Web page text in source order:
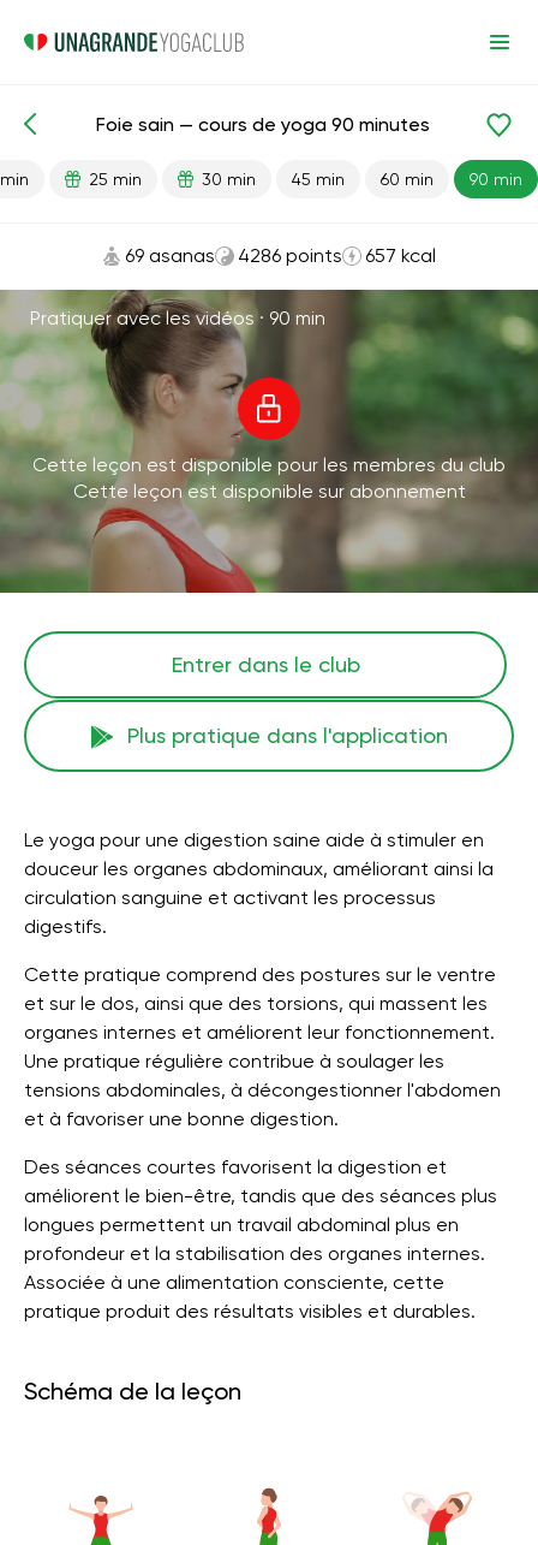
Leçons prêtes Foie Digestion
Foie sain — cours de yoga 90 minutes
25 min 30 min 45 min 60 min 90 min
69 asanas 4286 points 657 kcal
Pratiquer avec les vidéos · 90 min
Cette leçon est disponible pour les membres du club
Cette leçon est disponible sur abonnement
Entrer dans le club
Plus pratique dans l'application
Le yoga pour une digestion saine aide à stimuler en
douceur les organes abdominaux, améliorant ainsi la
circulation sanguine et activant les processus
digestifs.
Cette pratique comprend des postures sur le ventre
et sur le dos, ainsi que des torsions, qui massent les
organes internes et améliorent leur fonctionnement.
Une pratique régulière contribue à soulager les
tensions abdominales, à décongestionner l'abdomen
et à favoriser une bonne digestion.
Des séances courtes favorisent la digestion et
améliorent le bien-être, tandis que des séances plus
longues permettent un travail abdominal plus en
profondeur et la stabilisation des organes internes.
Associée à une alimentation consciente, cette
pratique produit des résultats visibles et durables.
Schéma de la leçon